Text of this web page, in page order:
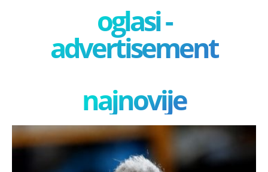
oglasi -
advertisement
najnovije